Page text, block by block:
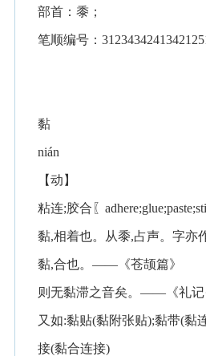
部首：黍；
笔顺编号：
黏
nián
【动】
粘连;胶合〖
黏,相着也。从黍,占声。字亦
黏,合也。——《苍颉篇》
则无黏滞之音矣。——《礼记·
又如:黏贴(黏附张贴);黏带(黏
接(黏合连接)